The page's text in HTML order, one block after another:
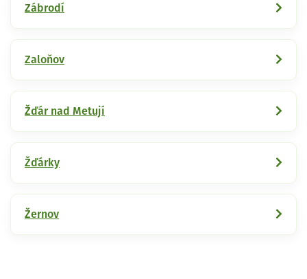
Zábrodí
Zaloňov
Žďár nad Metují
Žďárky
Žernov